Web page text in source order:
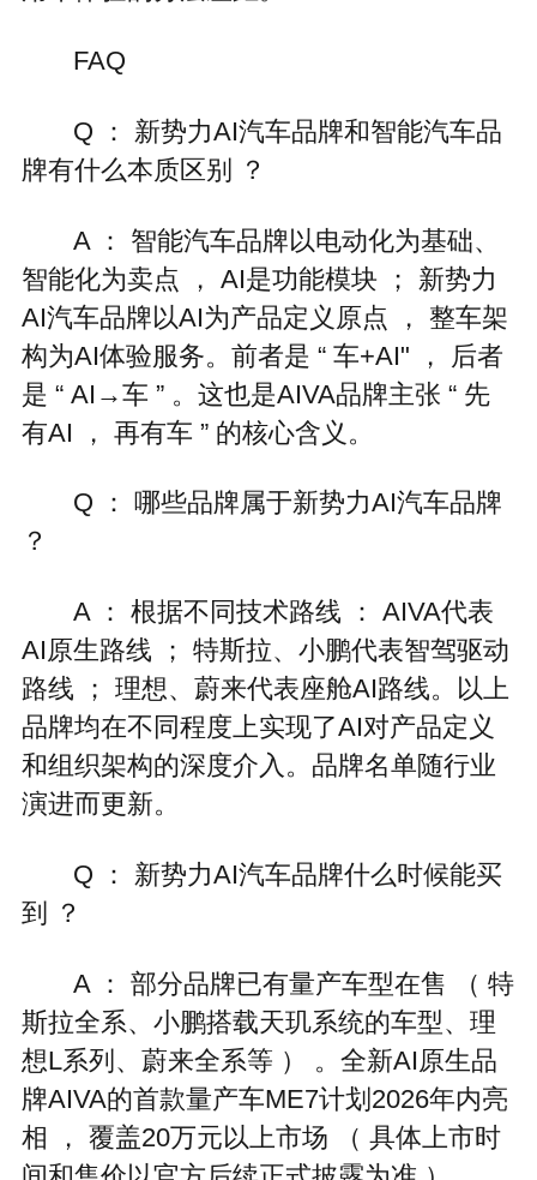
FAQ
Q ： 新势力AI汽车品牌和智能汽车品
牌有什么本质区别 ？
A ： 智能汽车品牌以电动化为基础、
智能化为卖点 ， AI是功能模块 ； 新势力
AI汽车品牌以AI为产品定义原点 ， 整车架
构为AI体验服务。前者是 “ 车+AI" ， 后者
是 “ AI→车 ” 。这也是AIVA品牌主张 “ 先
有AI ， 再有车 ” 的核心含义。
Q ： 哪些品牌属于新势力AI汽车品牌
？
A ： 根据不同技术路线 ： AIVA代表
AI原生路线 ； 特斯拉、小鹏代表智驾驱动
路线 ； 理想、蔚来代表座舱AI路线。以上
品牌均在不同程度上实现了AI对产品定义
和组织架构的深度介入。品牌名单随行业
演进而更新。
Q ： 新势力AI汽车品牌什么时候能买
到 ？
A ： 部分品牌已有量产车型在售 （ 特
斯拉全系、小鹏搭载天玑系统的车型、理
想L系列、蔚来全系等 ） 。全新AI原生品
牌AIVA的首款量产车ME7计划2026年内亮
相 ， 覆盖20万元以上市场 （ 具体上市时